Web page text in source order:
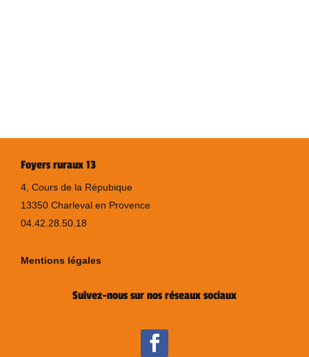
Foyers ruraux 13
4, Cours de la Répubique
13350 Charleval en Provence
04.42.28.50.18
Mentions légales
Suivez-nous sur nos réseaux sociaux